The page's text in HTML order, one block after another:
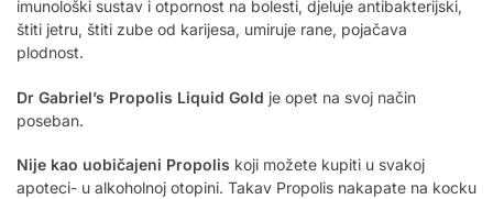
imunološki sustav i otpornost na bolesti, djeluje antibakterijski,
štiti jetru, štiti zube od karijesa, umiruje rane, pojačava
plodnost.
Dr Gabriel’s Propolis Liquid Gold je opet na svoj način
poseban.
Nije kao uobičajeni Propolis koji možete kupiti u svakoj
apoteci- u alkoholnoj otopini. Takav Propolis nakapate na kocku